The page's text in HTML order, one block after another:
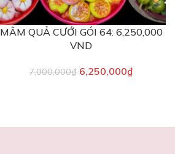
MÂM QUẢ CƯỚI GÓI 64: 6,250,000
VND
7,000,000₫ 6,250,000₫